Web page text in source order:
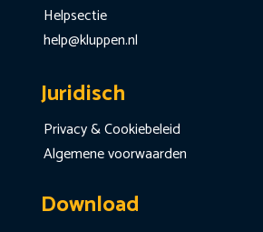
Helpsectie
help@kluppen.nl
Juridisch
Privacy & Cookiebeleid
Algemene voorwaarden
Download